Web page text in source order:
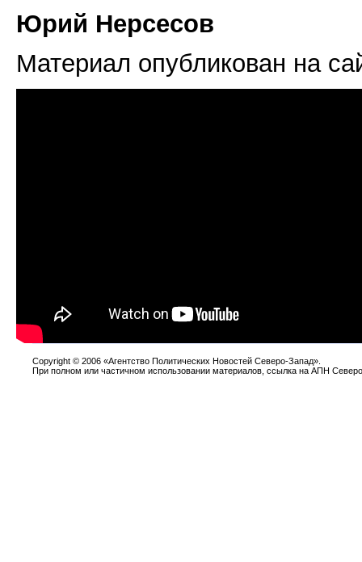
Юрий Нерсесов
Материал опубликован на
Copyright © 2006 «Агентство Политических Новостей Северо-Запад».
При полном или частичном использовании материалов, ссылка на АПН